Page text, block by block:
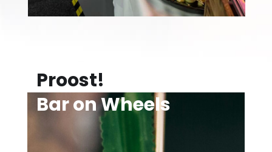
Proost!
Bar on Wheels